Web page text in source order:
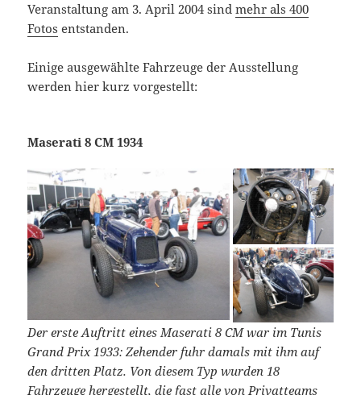
Veranstaltung am 3. April 2004 sindmehr als 400
Fotos entstanden.
Einige ausgewählte Fahrzeuge der Ausstellung
werden hier kurz vorgestellt:
Maserati 8 CM 1934
Der erste Auftritt eines Maserati 8 CM war im Tunis
Grand Prix 1933: Zehender fuhr damals mit ihm auf
den dritten Platz. Von diesem Typ wurden 18
Fahrzeuge hergestellt, die fast alle von Privatteams